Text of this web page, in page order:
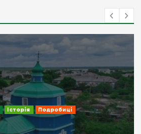
Історія Подробиці